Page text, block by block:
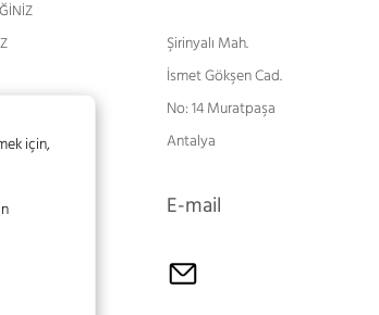
için,
Şirinyalı Mah.
İsmet Gökşen Cad.
No: 14 Muratpaşa
Antalya
E-mail